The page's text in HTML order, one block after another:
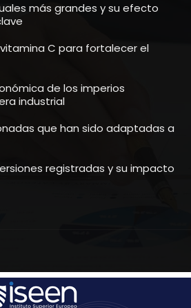
más grandes y su efecto
C para fortalecer el
de los imperios
industrial
que han sido adaptadas a
registradas y su impacto